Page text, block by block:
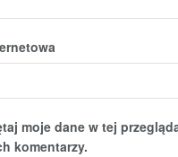
moje dane w tej
komentarzy.